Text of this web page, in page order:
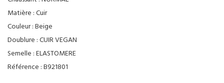
Matière :Cuir
Couleur :Beige
Doublure :CUIR VEGAN
Semelle :ELASTOMERE
Référence :B921801